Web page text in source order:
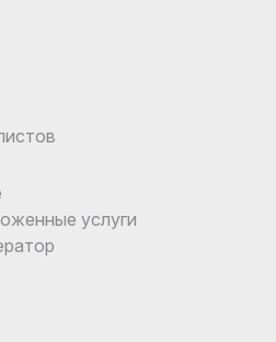
услуги